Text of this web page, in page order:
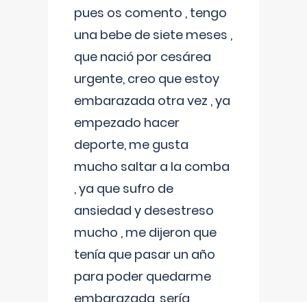
pues os comento , tengo
una bebe de siete meses ,
que nació por cesárea
urgente, creo que estoy
embarazada otra vez , ya
empezado hacer
deporte, me gusta
mucho saltar a la comba
, ya que sufro de
ansiedad y desestreso
mucho , me dijeron que
tenía que pasar un año
para poder quedarme
embarazada, sería